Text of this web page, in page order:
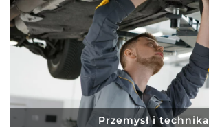
Przemysł i technika